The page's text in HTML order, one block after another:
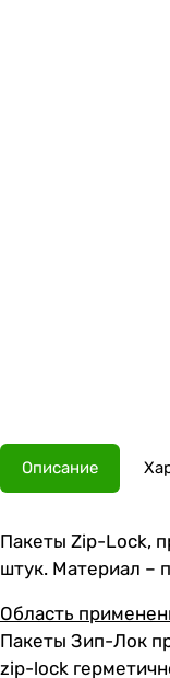
Описание
Пакеты Zip-Lock,
штук. Материал –
Область
Пакеты Зип-Лок
zip-lock